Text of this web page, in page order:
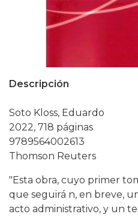
Descripción
Soto Kloss, Eduardo
2022, 718 páginas
9789564002613
Thomson Reuters
"Esta obra, cuyo primer
que seguirá n, en breve,
acto administrativo, y un